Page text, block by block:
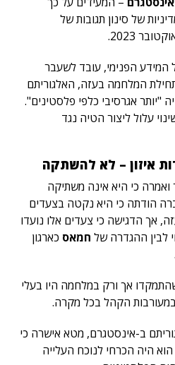
של סינון תגובות של
2023.
המידע הפנימי, עובד לשעבר
המלחמה בעזה, האלגוריתם
"יותר אגרסיבי כלפי פלסטינים".
עלול ליצור הטיה נגד
איזון – לא להשתקה
כי היא אינה משתיקה
הודתה כי היא נקטה בצעדים
אך הדגישה כי צעדים אלו נועדו
לבין ההגדרה של חמאס כארגון
אך ורק במלחמה היו בעלי
במעורבות הקהל בכל מקרה.
ב-אינסטגרם, מטא אישרה כי
היה הכרחי לנוכח העלייה